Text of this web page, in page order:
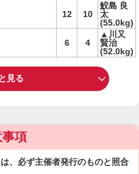
12 10
鮫島 良
太
(55.0kg)
6 4
▲川又
賢治
(52.0kg)
見る
項
、必ず主催者発行のものと照合